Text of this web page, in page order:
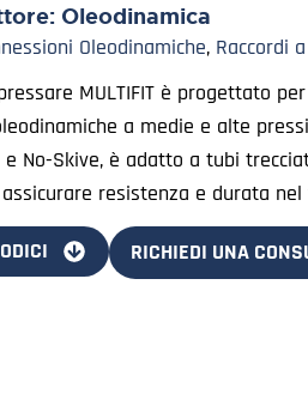
Oleodinamica
Oleodinamiche, Raccordi
MULTIFIT è progettato
a medie e alte
No-Skive, è adatto a tubi
resistenza e durata nel
RICHIEDI UNA